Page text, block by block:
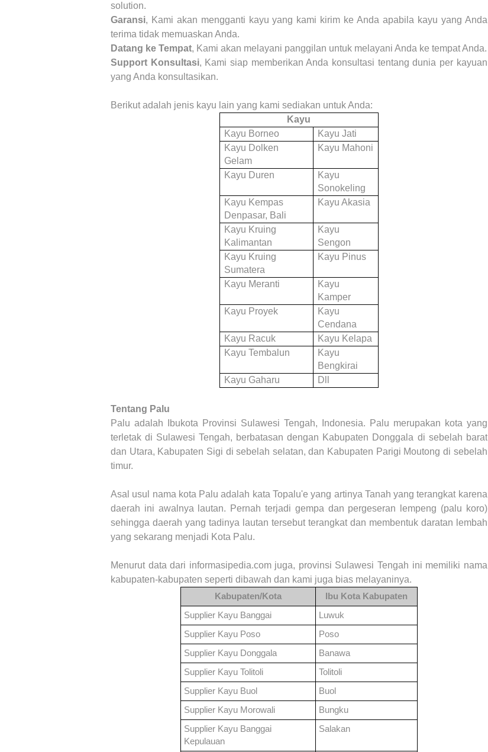
solution.
Garansi, Kami akan mengganti kayu yang kami kirim ke Anda apabila kayu yang Anda
terima tidak memuaskan Anda.
Datang ke Tempat, Kami akan melayani panggilan untuk melayani Anda ke tempat Anda.
Support Konsultasi, Kami siap memberikan Anda konsultasi tentang dunia per kayuan
yang Anda konsultasikan.
Berikut adalah jenis kayu lain yang kami sediakan untuk Anda:
Kayu
Kayu Borneo
Kayu Jati
Kayu Dolken
Gelam
Kayu Mahoni
Kayu Duren
Kayu
Sonokeling
Kayu Kempas
Denpasar, Bali
Kayu Akasia
Kayu Kruing
Kalimantan
Kayu
Sengon
Kayu Kruing
Sumatera
Kayu Pinus
Kayu Meranti
Kayu
Kamper
Kayu Proyek
Kayu
Cendana
Kayu Racuk
Kayu Kelapa
Kayu Tembalun
Kayu
Bengkirai
Kayu Gaharu
Dll
Tentang Palu
Palu adalah Ibukota Provinsi Sulawesi Tengah, Indonesia. Palu merupakan kota yang
terletak di Sulawesi Tengah, berbatasan dengan Kabupaten Donggala di sebelah barat
dan Utara, Kabupaten Sigi di sebelah selatan, dan Kabupaten Parigi Moutong di sebelah
timur.
Asal usul nama kota Palu adalah kata Topalu'e yang artinya Tanah yang terangkat karena
daerah ini awalnya lautan. Pernah terjadi gempa dan pergeseran lempeng (palu koro)
sehingga daerah yang tadinya lautan tersebut terangkat dan membentuk daratan lembah
yang sekarang menjadi Kota Palu.
Menurut data dari informasipedia.com juga, provinsi Sulawesi Tengah ini memiliki nama
kabupaten-kabupaten seperti dibawah dan kami juga bias melayaninya.
Kabupaten/Kota
Ibu Kota Kabupaten
Supplier Kayu Banggai
Luwuk
Supplier Kayu Poso
Poso
Supplier Kayu Donggala
Banawa
Supplier Kayu Tolitoli
Tolitoli
Supplier Kayu Buol
Buol
Supplier Kayu Morowali
Bungku
Supplier Kayu Banggai
Kepulauan
Salakan